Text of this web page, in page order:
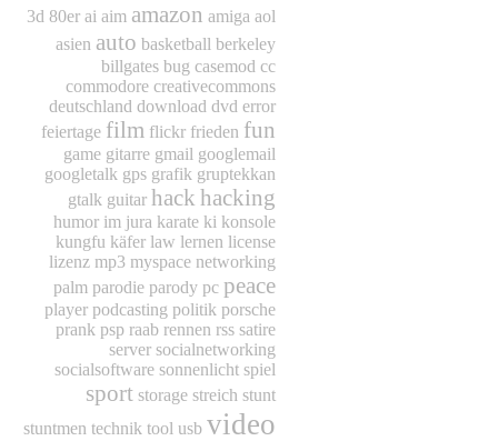
3d 80er ai aim amazon amiga aol
asien auto basketball berkeley
billgates bug casemod cc
commodore creativecommons
deutschland download dvd error
feiertage film flickr frieden fun
game gitarre gmail googlemail
googletalk gps grafik gruptekkan
gtalk guitar hack hacking
humor im jura karate ki konsole
kungfu käfer law lernen license
lizenz mp3 myspace networking
palm parodie parody pc peace
player podcasting politik porsche
prank psp raab rennen rss satire
server socialnetworking
socialsoftware sonnenlicht spiel
sport storage streich stunt
stuntmen technik tool usb video